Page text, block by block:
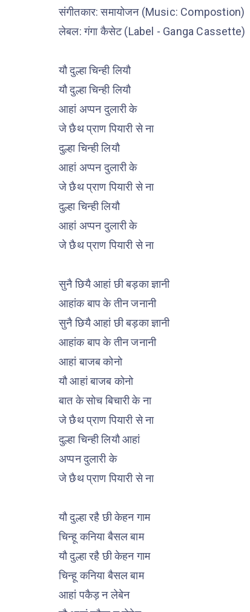
संगीतकार: समायोजन (Music: Compostion)
लेबल: गंगा कैसेट (Label - Ganga Cassette)
यौ दुल्हा चिन्ही लियौ
यौ दुल्हा चिन्ही लियौ
आहां अप्पन दुलारी के
जे छैथ प्राण पियारी से ना
दुल्हा चिन्ही लियौ
आहां अप्पन दुलारी के
जे छैथ प्राण पियारी से ना
दुल्हा चिन्ही लियौ
आहां अप्पन दुलारी के
जे छैथ प्राण पियारी से ना
सुनै छियै आहां छी बड़का ज्ञानी
आहांक बाप के तीन जनानी
सुनै छियै आहां छी बड़का ज्ञानी
आहांक बाप के तीन जनानी
आहां बाजब कोनो
यौ आहां बाजब कोनो
बात के सोच बिचारी के ना
जे छैथ प्राण पियारी से ना
दुल्हा चिन्ही लियौ आहां
अप्पन दुलारी के
जे छैथ प्राण पियारी से ना
यौ दुल्हा रहै छी केहन गाम
चिन्हू कनिया बैसल बाम
यौ दुल्हा रहै छी केहन गाम
चिन्हू कनिया बैसल बाम
आहां पकैड़ न लेबेन